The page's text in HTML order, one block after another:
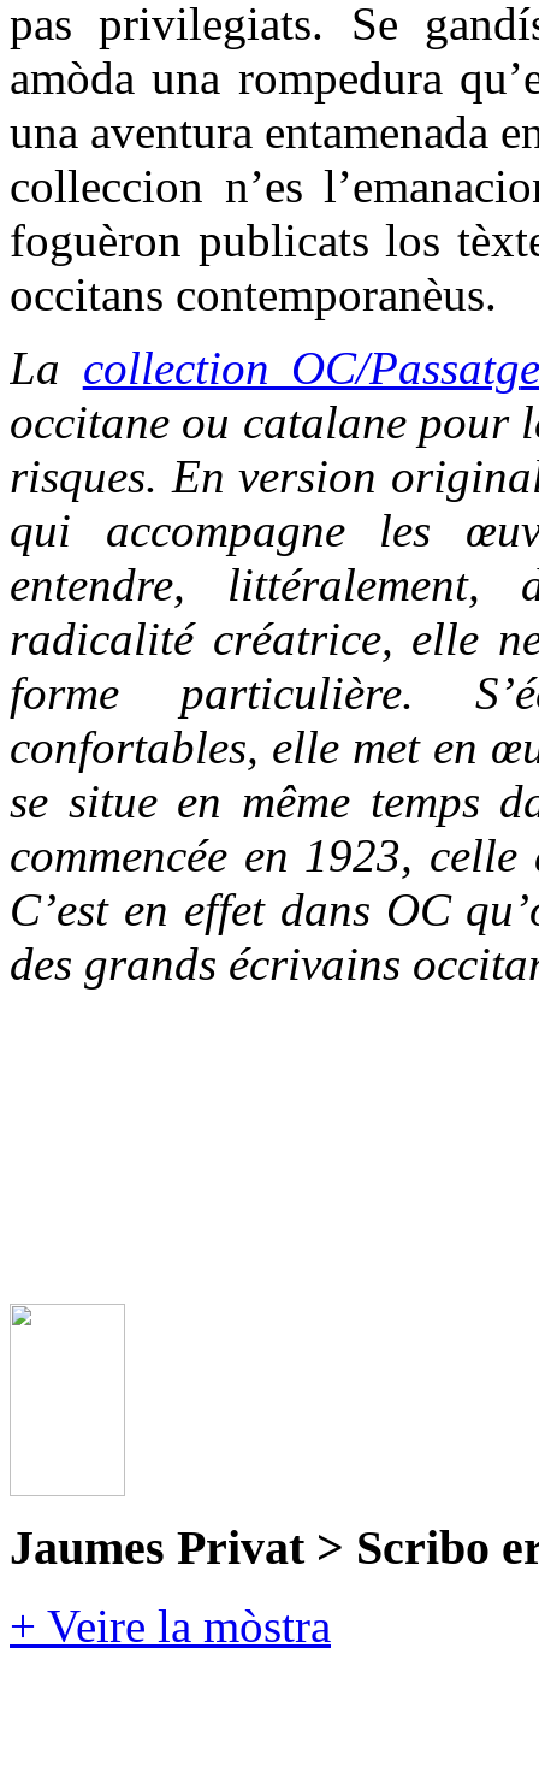
pas privilegiats. Se
amòda una rompedura
una aventura entamenada
colleccion n’es
foguèron publicats los
occitans contemporanèus.
La collection OC/Passatg
occitane ou catalane pour
risques. En version
qui accompagne les
entendre,
radicalité créatrice, elle
forme particulière.
confortables, elle met en
se situe en même temps
commencée en 1923,
C’est en effet dans OC
des grands écrivains
Jaumes Privat > Scribo
+ Veire la mòstra